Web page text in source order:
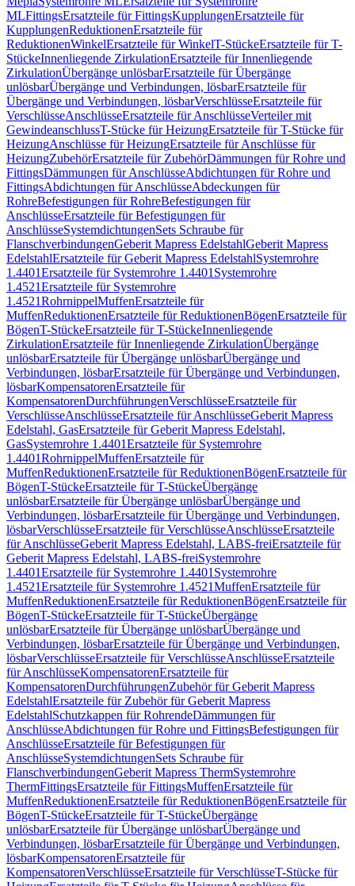
MLFittingsErsatzteile für FittingsKupplungenErsatzteile für
KupplungenReduktionenErsatzteile für
ReduktionenWinkelErsatzteile für WinkelT-StückeErsatzteile für T-
StückeInnenliegende ZirkulationErsatzteile für Innenliegende
ZirkulationÜbergänge unlösbarErsatzteile für Übergänge
unlösbarÜbergänge und Verbindungen, lösbarErsatzteile für
Übergänge und Verbindungen, lösbarVerschlüsseErsatzteile für
VerschlüsseAnschlüsseErsatzteile für AnschlüsseVerteiler mit
GewindeanschlussT-Stücke für HeizungErsatzteile für T-Stücke für
HeizungAnschlüsse für HeizungErsatzteile für Anschlüsse für
HeizungZubehörErsatzteile für ZubehörDämmungen für Rohre und
FittingsDämmungen für AnschlüsseAbdichtungen für Rohre und
FittingsAbdichtungen für AnschlüsseAbdeckungen für
RohreBefestigungen für RohreBefestigungen für
AnschlüsseErsatzteile für Befestigungen für
AnschlüsseSystemdichtungenSets Schraube für
FlanschverbindungenGeberit Mapress EdelstahlGeberit Mapress
EdelstahlErsatzteile für Geberit Mapress EdelstahlSystemrohre
1.4401Ersatzteile für Systemrohre 1.4401 Systemrohre
1.4521Ersatzteile für Systemrohre
1.4521RohrnippelMuffenErsatzteile für
MuffenReduktionenErsatzteile für ReduktionenBögenErsatzteile für
BögenT-StückeErsatzteile für T-StückeInnenliegende
ZirkulationErsatzteile für Innenliegende ZirkulationÜbergänge
unlösbarErsatzteile für Übergänge unlösbarÜbergänge und
Verbindungen, lösbarErsatzteile für Übergänge und Verbindungen,
lösbarKompensatorenErsatzteile für
KompensatorenDurchführungenVerschlüsseErsatzteile für
VerschlüsseAnschlüsseErsatzteile für AnschlüsseGeberit Mapress
Edelstahl, GasErsatzteile für Geberit Mapress Edelstahl,
GasSystemrohre 1.4401Ersatzteile für Systemrohre
1.4401RohrnippelMuffenErsatzteile für
MuffenReduktionenErsatzteile für ReduktionenBögenErsatzteile für
BögenT-StückeErsatzteile für T-StückeÜbergänge
unlösbarErsatzteile für Übergänge unlösbarÜbergänge und
Verbindungen, lösbarErsatzteile für Übergänge und Verbindungen,
lösbarVerschlüsseErsatzteile für VerschlüsseAnschlüsseErsatzteile
für AnschlüsseGeberit Mapress Edelstahl, LABS-freiErsatzteile für
Geberit Mapress Edelstahl, LABS-freiSystemrohre
1.4401Ersatzteile für Systemrohre 1.4401 Systemrohre
1.4521Ersatzteile für Systemrohre 1.4521MuffenErsatzteile für
MuffenReduktionenErsatzteile für ReduktionenBögenErsatzteile für
BögenT-StückeErsatzteile für T-StückeÜbergänge
unlösbarErsatzteile für Übergänge unlösbarÜbergänge und
Verbindungen, lösbarErsatzteile für Übergänge und Verbindungen,
lösbarVerschlüsseErsatzteile für VerschlüsseAnschlüsseErsatzteile
für AnschlüsseKompensatorenErsatzteile für
KompensatorenDurchführungenZubehör für Geberit Mapress
EdelstahlErsatzteile für Zubehör für Geberit Mapress
EdelstahlSchutzkappen für RohrendeDämmungen für
AnschlüsseAbdichtungen für Rohre und FittingsBefestigungen für
AnschlüsseErsatzteile für Befestigungen für
AnschlüsseSystemdichtungenSets Schraube für
FlanschverbindungenGeberit Mapress ThermSystemrohre
ThermFittingsErsatzteile für FittingsMuffenErsatzteile für
MuffenReduktionenErsatzteile für ReduktionenBögenErsatzteile für
BögenT-StückeErsatzteile für T-StückeÜbergänge
unlösbarErsatzteile für Übergänge unlösbarÜbergänge und
Verbindungen, lösbarErsatzteile für Übergänge und Verbindungen,
lösbarKompensatorenErsatzteile für
KompensatorenVerschlüsseErsatzteile für VerschlüsseT-Stücke für